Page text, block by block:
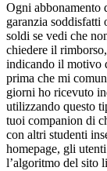
Ogni abbonamento
garanzia
soldi se vedi che
chiedere il
indicando il motivo
prima che mi
giorni ho ricevuto
utilizzando questo
tuoi companion di
con altri studenti
homepage, gli
l’algoritmo del sito